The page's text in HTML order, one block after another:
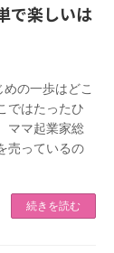
で楽しいは
の一歩はどこ
ではたったひ
ママ起業家総
売っているの
続きを読む